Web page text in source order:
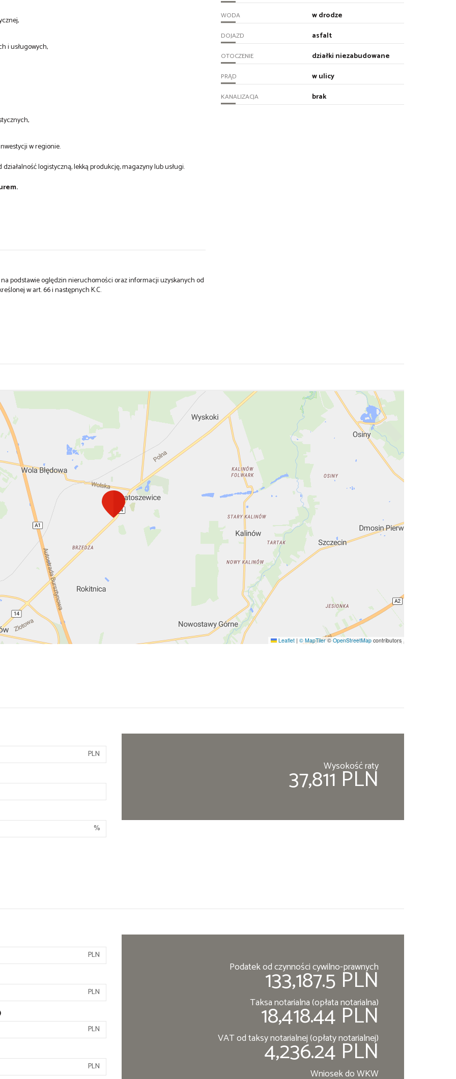
i usługowych,
w regionie.
logistyczną, lekką produkcję, magazyny lub usługi.
podstawie oględzin nieruchomości oraz informacji uzyskanych od
w art. 66 i następnych K.C.
WODA w drodze
DOJAZD asfalt
OTOCZENIE działki niezabudowane
PRĄD w ulicy
KANALIZACJA brak
Leaflet | © MapTiler©OpenStreetMap contributors
PLN
%
Wysokość raty
37,811 PLN
PLN
PLN
PLN
PLN
Podatek od czynności cywilno-prawnych
133,187.5 PLN
Taksa notarialna (opłata notarialna)
18,418.44 PLN
VAT od taksy notarialnej (opłaty notarialnej)
4,236.24 PLN
Wniosek do WKW